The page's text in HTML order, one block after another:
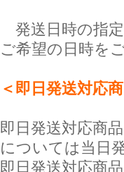
発送日時の指
ご希望の日時を
＜即日発送対応
即日発送対応商
については当日
即日発送対応商